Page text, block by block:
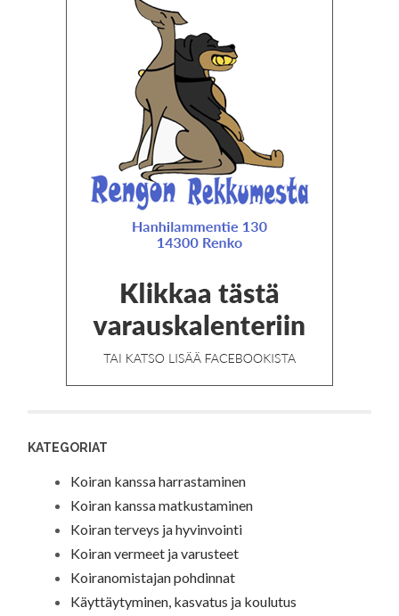
KATEGORIAT
Koiran kanssa harrastaminen
Koiran kanssa matkustaminen
Koiran terveys ja hyvinvointi
Koiran vermeet ja varusteet
Koiranomistajan pohdinnat
Käyttäytyminen, kasvatus ja koulutus